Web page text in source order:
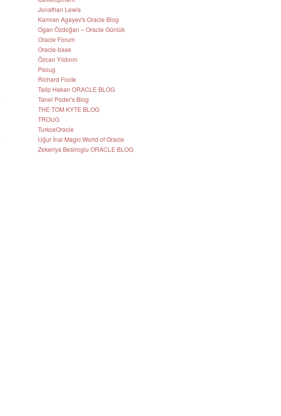
Jonathan Lewis
Kamran Agayev's Oracle Blog
Ogan Özdoğan – Oracle Günlük
Oracle Forum
Oracle-base
Özcan Yıldırım
Psoug
Richard Foote
Talip Hakan ORACLE BLOG
Tanel Poder's Blog
THE TOM KYTE BLOG
TROUG
TurkceOracle
Uğur İnal Magic World of Oracle
Zekeriya Besiroglu ORACLE BLOG